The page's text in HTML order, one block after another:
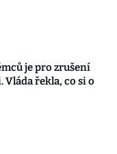
je pro zrušení
řekla, co si o